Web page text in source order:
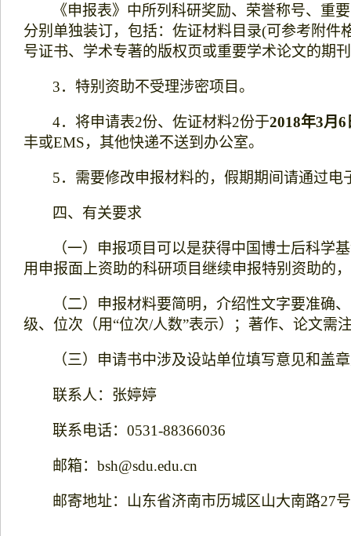
《申报表》中所列科研奖励、荣誉称号、重
分别单独装订，包括：佐证材料目录(可参考附件
号证书、学术专著的版权页或重要学术论文的期
3．特别资助不受理涉密项目。
4．将申请表2份、佐证材料2份于2018年3月6
丰或EMS，其他快递不送到办公室。
5．需要修改申报材料的，假期期间请通过
四、有关要求
（一）申报项目可以是获得中国博士后科学
用申报面上资助的科研项目继续申报特别资助的
（二）申报材料要简明，介绍性文字要准确
级、位次（用“位次/人数”表示）；著作、论文需
（三）申请书中涉及设站单位填写意见和盖
联系人：张婷婷
联系电话： 0531-88366036
邮箱： bsh@sdu.edu.cn
邮寄地址：山东省济南市历城区山大南路27